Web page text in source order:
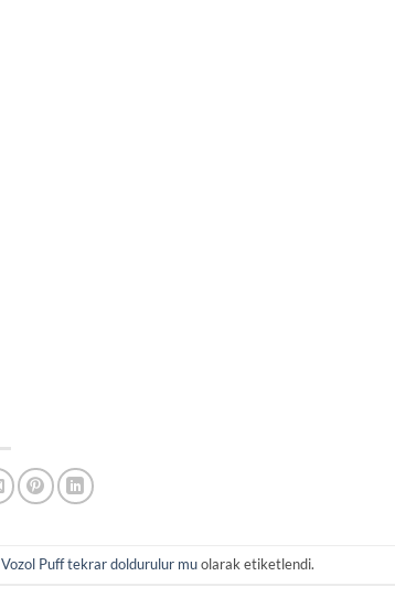
Vozol Puff tekrar doldurulur muolarak etiketlendi.